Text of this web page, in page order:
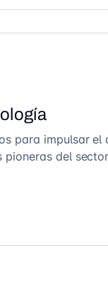
para impulsar
del